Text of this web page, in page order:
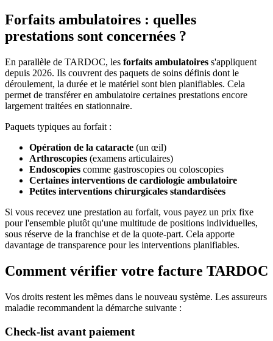
Forfaits ambulatoires : quelles
prestations sont concernées ?
En parallèle de TARDOC, les forfaits ambulatoires s'appliquent
depuis 2026. Ils couvrent des paquets de soins définis dont le
déroulement, la durée et le matériel sont bien planifiables. Cela
permet de transférer en ambulatoire certaines prestations encore
largement traitées en stationnaire.
Paquets typiques au forfait :
Opération de la cataracte (un œil)
Arthroscopies (examens articulaires)
Endoscopies comme gastroscopies ou coloscopies
Certaines interventions de cardiologie ambulatoire
Petites interventions chirurgicales standardisées
Si vous recevez une prestation au forfait, vous payez un prix fixe
pour l'ensemble plutôt qu'une multitude de positions individuelles,
sous réserve de la franchise et de la quote-part. Cela apporte
davantage de transparence pour les interventions planifiables.
Comment vérifier votre facture TARDOC
Vos droits restent les mêmes dans le nouveau système. Les assureurs
maladie recommandent la démarche suivante :
Check-list avant paiement